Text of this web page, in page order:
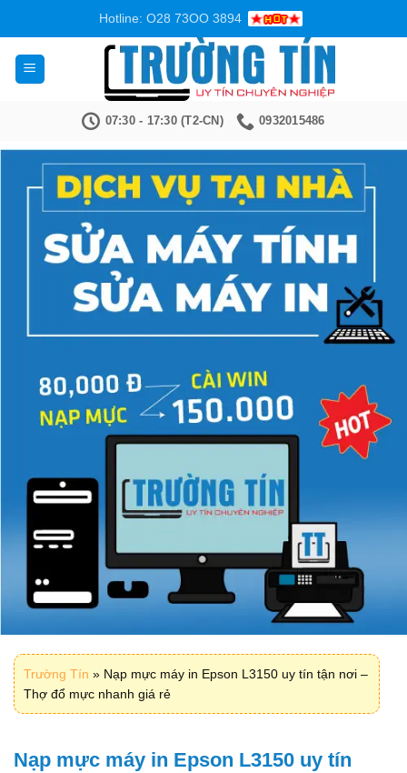
nội
dung
Hotline: O28 73OO 3894
07:30 - 17:30 (T2-CN) 0932015486
Trường Tín » Nạp mực máy in Epson L3150 uy tín tận nơi –
Thợ đổ mực nhanh giá rẻ
Nạp mực máy in Epson L3150 uy tín